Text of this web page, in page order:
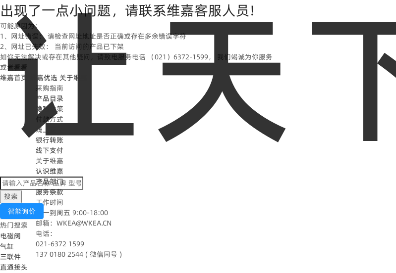
搜索
智能询价
热门搜索
电磁阀
气缸
三联件
直通接头
出现了一点小问题，请联系维嘉客服人员!
可能原因为：
1、 网址错误： 请检查网址地址是否正确或存在多余错误字符
2、 网址已失效：
当前访问的产品已下架
如你无法解决或存在其他疑问，请致电服务电话 （021）6372-1599， 我们竭诚为你服务
或者看看
维嘉首页
维嘉优选 关于维嘉
采购指南
产品目录
隐私政策
付款方式
线上支付
银行转账
线下支付
关于维嘉
认识维嘉
产品部门
服务条款
工作时间
周一到周五 9:00-18:00
邮箱：WKEA@WKEA.CN
电话：
021-6372 1599
137 0180 2544 ( 微信同号 )